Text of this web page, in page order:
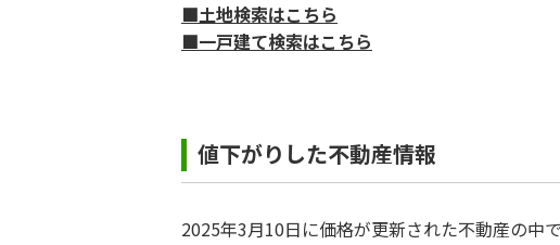
■土地検索はこちら
■一戸建て検索はこちら
値下がりした不動産情報
2025年3月10日に価格が更新された不動産の中